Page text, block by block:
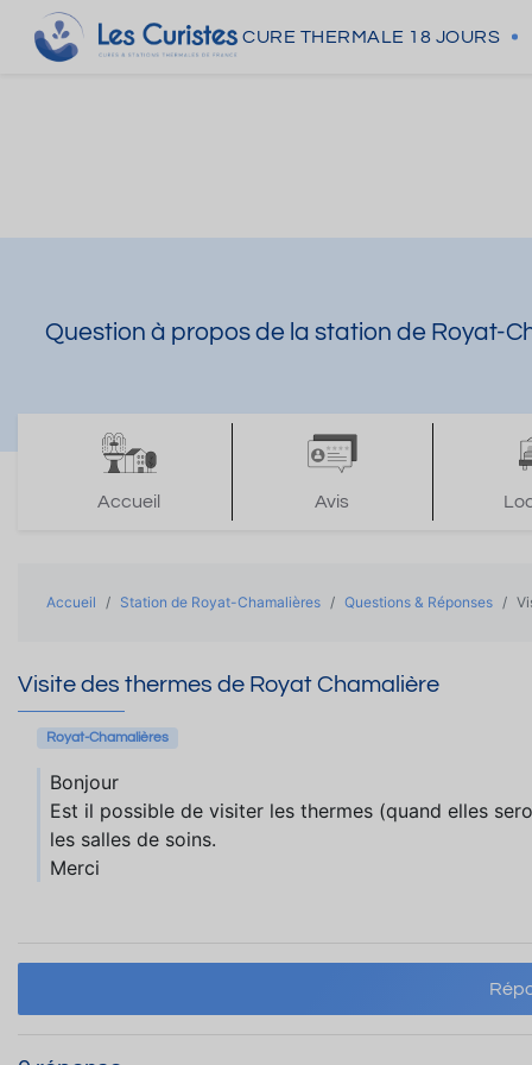
CURE THERMALE 18 JOURS
Question à propos de la station de Royat-
Accueil Avis
Accueil Station de Royat-Chamalières Questions & Réponses
Visite des thermes de Royat Chamalière
Royat-Chamalières
Bonjour
Est il possible de visiter les thermes (quand elles
les salles de soins.
Merci